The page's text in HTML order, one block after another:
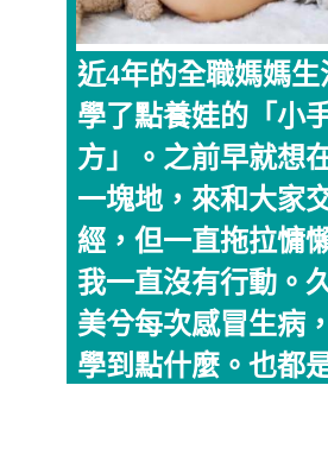
近4年的全職媽媽
學了點養娃的「小
方」。之前早就想
一塊地，來和大家
經，但一直拖拉慵
我一直沒有行動。
美兮每次感冒生病
學到點什麼。也都